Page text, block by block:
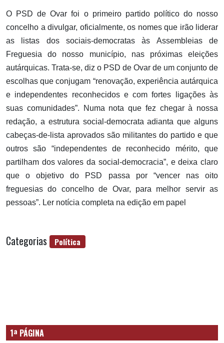
O PSD de Ovar foi o primeiro partido político do nosso
concelho a divulgar, oficialmente, os nomes que irão liderar
as listas dos sociais-democratas às Assembleias de
Freguesia do nosso município, nas próximas eleições
autárquicas. Trata-se, diz o PSD de Ovar de um conjunto de
escolhas que conjugam “renovação, experiência autárquica
e independentes reconhecidos e com fortes ligações às
suas comunidades”. Numa nota que fez chegar à nossa
redação, a estrutura social-democrata adianta que alguns
cabeças-de-lista aprovados são militantes do partido e que
outros são “independentes de reconhecido mérito, que
partilham dos valores da social-democracia”, e deixa claro
que o objetivo do PSD passa por “vencer nas oito
freguesias do concelho de Ovar, para melhor servir as
pessoas”. Ler notícia completa na edição em papel
Categorias Política
1ª PÁGINA